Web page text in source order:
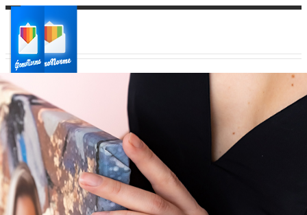
Ваш город:
Ваш регион доставки
Выберите из списка: